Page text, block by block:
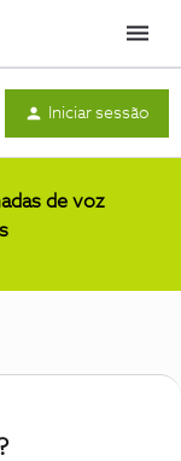
Menu
Iniciar sessão
de voz